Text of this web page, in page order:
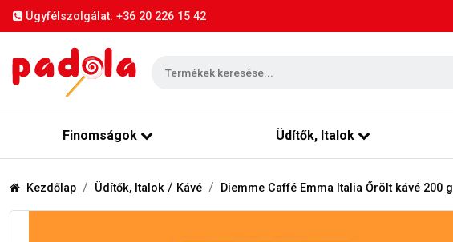
Ügyfélszolgálat: +36 20 226 15 42
Finomságok Üdítők, Italok
Kezdőlap Üdítők, Italok / Kávé Diemme Caffé Emma Italia Őrölt kávé 200 g